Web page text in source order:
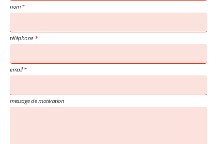
nom
téléphone
email
message de motivation